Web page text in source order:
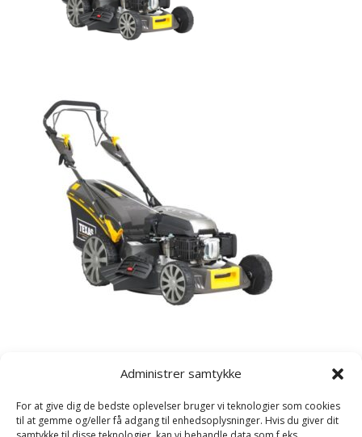
Administrer samtykke
For at give dig de bedste oplevelser bruger vi teknologier som cookies
til at gemme og/eller få adgang til enhedsoplysninger. Hvis du giver dit
Plæneklipper